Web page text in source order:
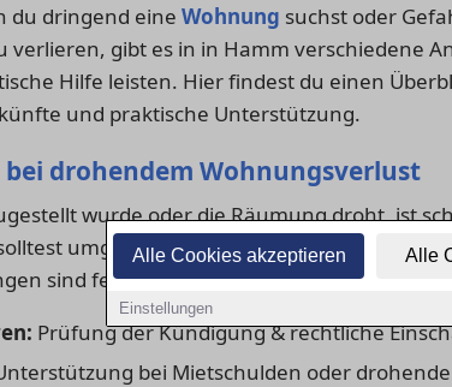
Alle Cookies akzeptieren Alle
Einstellungen
du dringend eine Wohnung suchst oder
gibt es in in Hamm verschiedene
Hilfe leisten. Hier findest du einen
und praktische Unterstützung.
drohendem Wohnungsverlust
wurde oder die Räumung droht, ist
umgehend prüfen, ob die Kündigung
sind fehlerhaft.
Prüfung der Kündigung & rechtliche
bei Mietschulden oder